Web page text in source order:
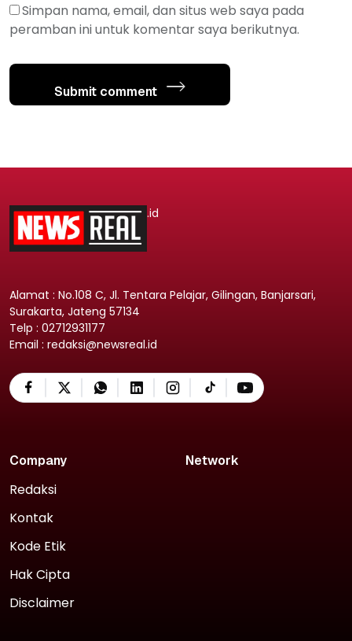
Simpan nama, email, dan situs web saya pada
peramban ini untuk komentar saya berikutnya.
Submit comment
.id
Alamat : No.108 C, Jl. Tentara Pelajar, Gilingan, Banjarsari,
Surakarta, Jateng 57134
Telp : 02712931177
Email : redaksi@newsreal.id
Company
Redaksi
Kontak
Kode Etik
Hak Cipta
Disclaimer
Network